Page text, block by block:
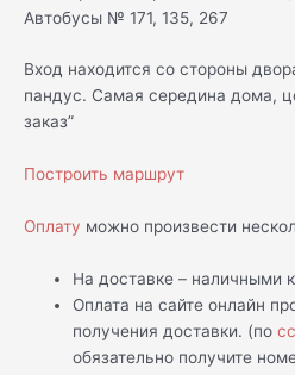
Автобусы № 171, 135, 267
Вход находится со стороны
пандус. Самая середина дома,
заказ”
Построить маршрут
Оплату можно произвести
На доставке – наличными
Оплата на сайте онлайн
получения доставки. (по
обязательно получите